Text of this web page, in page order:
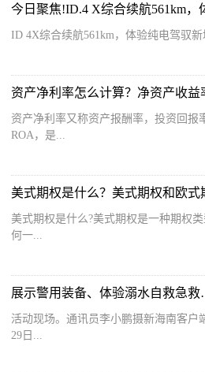
今日聚焦!ID.4 X综合续航561km，
ID 4X综合续航561km，体验纯电驾驭新
资产净利率又称资产报酬率，投资回报
ROA，是...
美式期权是什么？美式期权和欧式
美式期权是什么?美式期权是一种期权
何一...
活动现场。通讯员李小鹏摄新海南客户
29日...